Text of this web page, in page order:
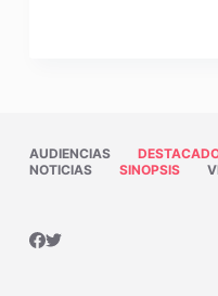
AUDIENCIAS
NOTICIAS
SINOPSIS